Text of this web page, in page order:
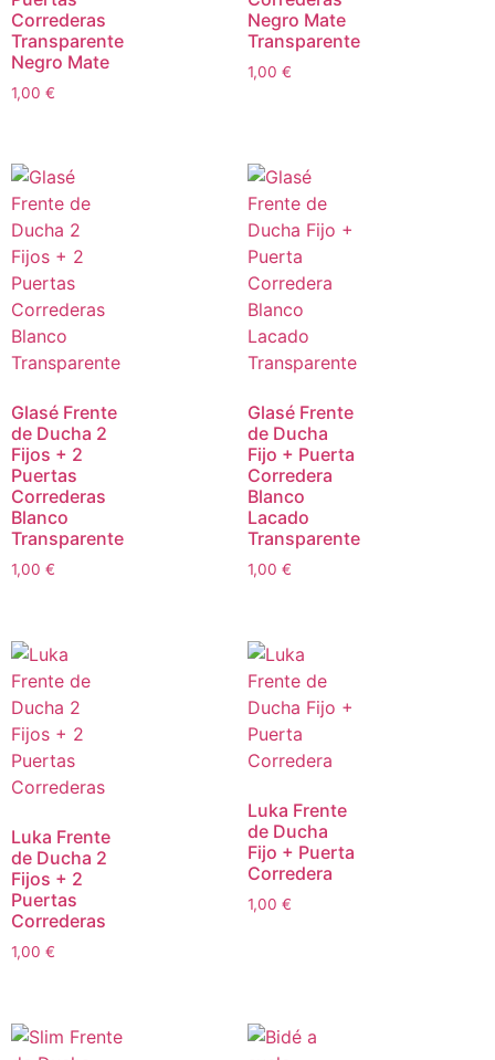
Correderas
Transparente
Negro Mate
1,00 €
Negro Mate
Transparente
1,00 €
Glasé Frente
de Ducha 2
Fijos + 2
Puertas
Correderas
Blanco
Transparente
1,00 €
Glasé Frente
de Ducha
Fijo + Puerta
Corredera
Blanco
Lacado
Transparente
1,00 €
Luka Frente
de Ducha 2
Fijos + 2
Puertas
Correderas
1,00 €
Luka Frente
de Ducha
Fijo + Puerta
Corredera
1,00 €